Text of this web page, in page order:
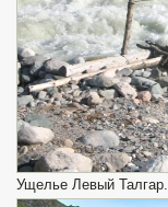
Ущелье Левый Талгар.